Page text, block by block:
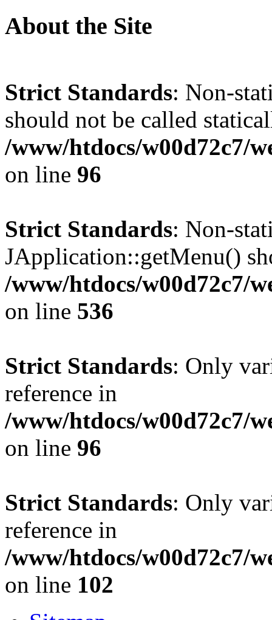
About the Site
Strict Standards: Non-
should not be called
/www/htdocs/w00d72c7/
on line 96
Strict Standards: Non-
JApplication::getMenu()
/www/htdocs/w00d72c7/
on line 536
Strict Standards: Only
reference in
/www/htdocs/w00d72c7/
on line 96
Strict Standards: Only
reference in
/www/htdocs/w00d72c7/
on line 102